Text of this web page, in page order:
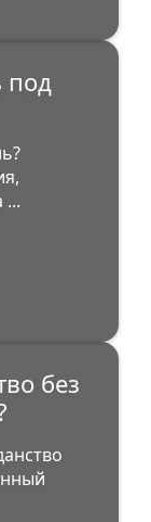
под
...
без